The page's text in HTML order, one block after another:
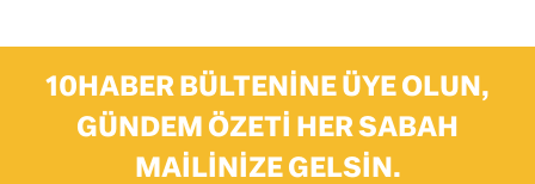
10HABER BÜLTENINE ÜYE OLUN,
GÜNDEM ÖZETI HER SABAH
MAILINIZE GELSIN.